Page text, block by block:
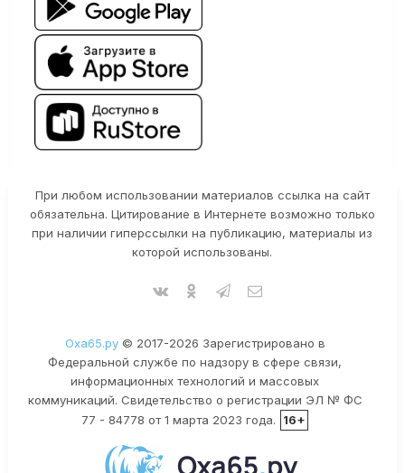
При любом использовании материалов ссылка на сайт
обязательна. Цитирование в Интернете возможно только
при наличии гиперссылки на публикацию, материалы из
которой использованы.
Оха65.ру© 2017-2026 Зарегистрировано в
Федеральной службе по надзору в сфере связи,
информационных технологий и массовых
коммуникаций. Свидетельство о регистрации ЭЛ № ФС
77 - 84778 от 1 марта 2023 года.
16+